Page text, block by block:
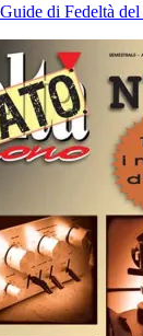
di Fedeltà